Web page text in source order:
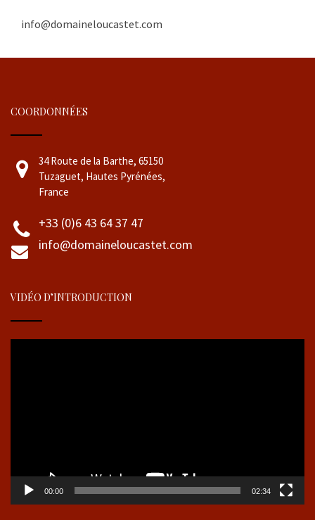
info@domaineloucastet.com
COORDONNÉES
34 Route de la Barthe, 65150
Tuzaguet, Hautes Pyrénées,
France
+33 (0)6 43 64 37 47
info@domaineloucastet.com
VIDÉO D’INTRODUCTION
00:00 02:34